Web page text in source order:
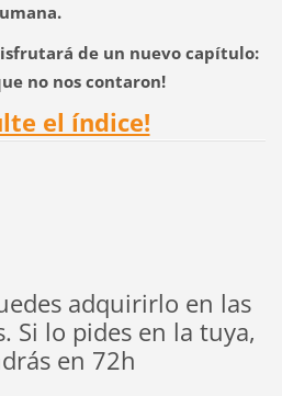
de un nuevo capítulo:
no nos contaron!
el índice!
adquirirlo en las
Si lo pides en la tuya,
en 72h